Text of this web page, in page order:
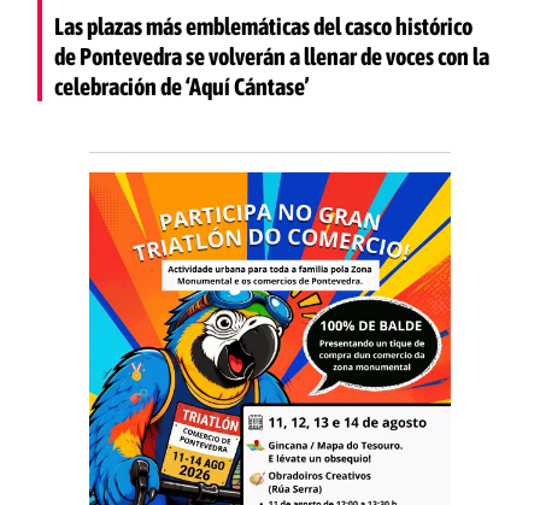
Las plazas más emblemáticas del casco histórico
de Pontevedra se volverán a llenar de voces con la
celebración de ‘Aquí Cántase’